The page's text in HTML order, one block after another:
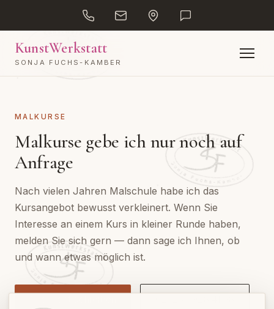
02623 / 928 41 88
sonja.kamber@gmx.de
Rheinstraße 96, Eingang E1,
KunstWerkstatt
SONJA FUCHS-KAMBER
MALKURSE
Malkurse gebe ich nur noch auf
Anfrage
Nach vielen Jahren Malschule habe ich das
Kursangebot bewusst verkleinert. Wenn Sie
Interesse an einem Kurs in kleiner Runde haben,
melden Sie sich gern — dann sage ich Ihnen, ob
und wann etwas möglich ist.